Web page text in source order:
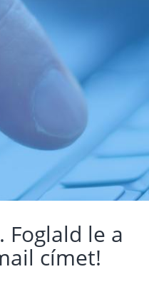
Foglald le a
címet!